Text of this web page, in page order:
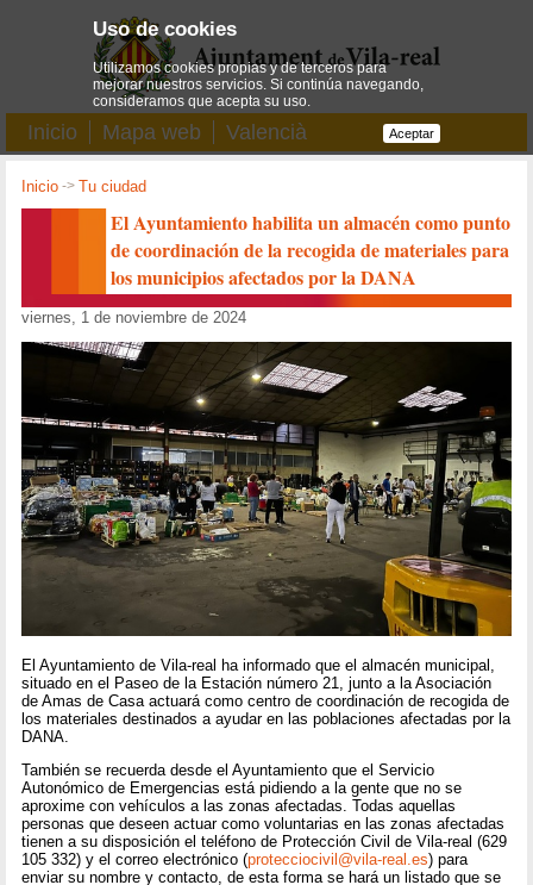
Inicio Mapa web Valencià
Inicio ->Tu ciudad
El Ayuntamiento habilita un almacén como punto
de coordinación de la recogida de materiales para
los municipios afectados por la DANA
viernes, 1 de noviembre de 2024
El Ayuntamiento de Vila-real ha informado que el almacén municipal,
situado en el Paseo de la Estación número 21, junto a la Asociación
de Amas de Casa actuará como centro de coordinación de recogida de
los materiales destinados a ayudar en las poblaciones afectadas por la
DANA.
También se recuerda desde el Ayuntamiento que el Servicio
Autonómico de Emergencias está pidiendo a la gente que no se
aproxime con vehículos a las zonas afectadas. Todas aquellas
personas que deseen actuar como voluntarias en las zonas afectadas
tienen a su disposición el teléfono de Protección Civil de Vila-real (629
105 332) y el correo electrónico (protecciocivil@vila-real.es) para
enviar su nombre y contacto, de esta forma se hará un listado que se
Uso de cookies
Utilizamos cookies propias y de terceros para
mejorar nuestros servicios. Si continúa navegando,
consideramos que acepta su uso.
Aceptar